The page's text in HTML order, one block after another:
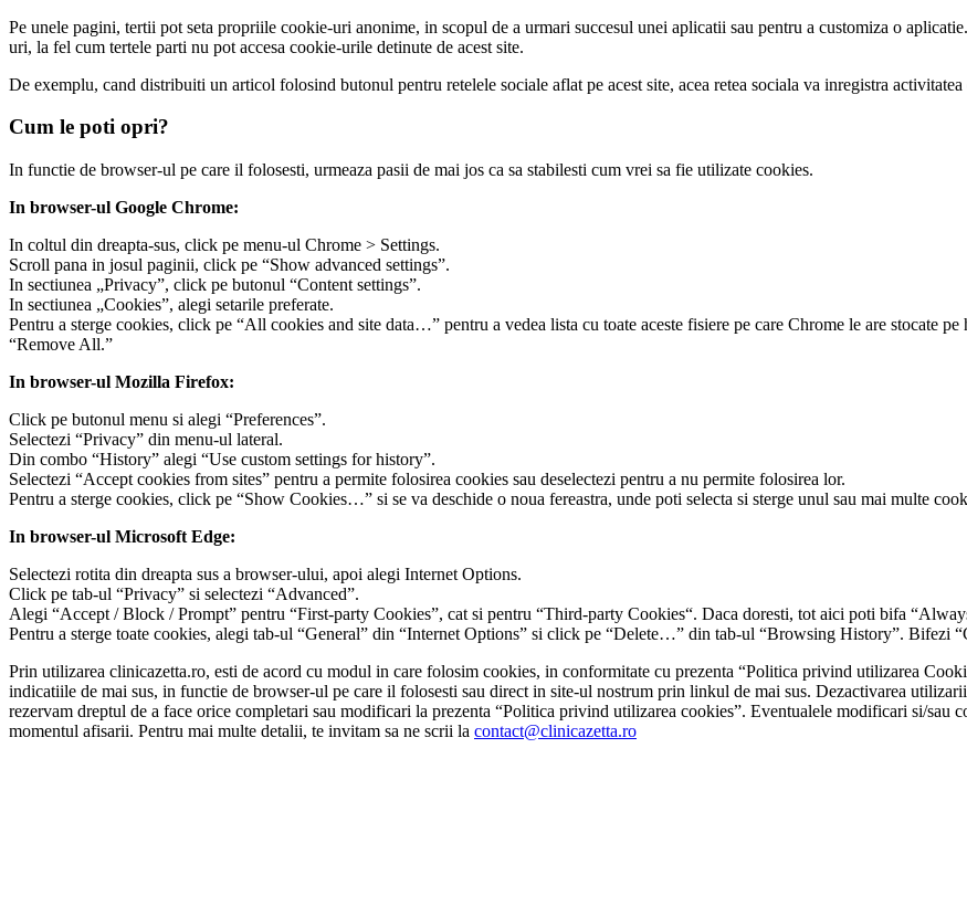
Pe unele pagini, tertii pot seta propriile cookie-uri anonime, in scopul de a urmari succesul unei aplicatii sau pentru a customiza o
uri, la fel cum tertele parti nu pot accesa cookie-urile detinute de acest site.
De exemplu, cand distribuiti un articol folosind butonul pentru retelele sociale aflat pe acest site, acea retea sociala va inregistra activitatea
Cum le poti opri?
In functie de browser-ul pe care il folosesti, urmeaza pasii de mai jos ca sa stabilesti cum vrei sa fie utilizate cookies.
In browser-ul Google Chrome:
In coltul din dreapta-sus, click pe menu-ul Chrome > Settings.
Scroll pana in josul paginii, click pe “Show advanced settings”.
In sectiunea „Privacy”, click pe butonul “Content settings”.
In sectiunea „Cookies”, alegi setarile preferate.
Pentru a sterge cookies, click pe “All cookies and site data…” pentru a vedea lista cu toate aceste fisiere pe care Chrome le are stocate
“Remove All.”
In browser-ul Mozilla Firefox:
Click pe butonul menu si alegi “Preferences”.
Selectezi “Privacy” din menu-ul lateral.
Din combo “History” alegi “Use custom settings for history”.
Selectezi “Accept cookies from sites” pentru a permite folosirea cookies sau deselectezi pentru a nu permite folosirea lor.
Pentru a sterge cookies, click pe “Show Cookies…” si se va deschide o noua fereastra, unde poti selecta si sterge unul sau mai multe
In browser-ul Microsoft Edge:
Selectezi rotita din dreapta sus a browser-ului, apoi alegi Internet Options.
Click pe tab-ul “Privacy” si selectezi “Advanced”.
Alegi “Accept / Block / Prompt” pentru “First-party Cookies”, cat si pentru “Third-party Cookies“. Daca doresti, tot aici poti bifa
Pentru a sterge toate cookies, alegi tab-ul “General” din “Internet Options” si click pe “Delete…” din tab-ul “Browsing History”. Bifezi
Prin utilizarea clinicazetta.ro, esti de acord cu modul in care folosim cookies, in conformitate cu prezenta “Politica privind utilizarea
indicatiile de mai sus, in functie de browser-ul pe care il folosesti sau direct in site-ul nostrum prin linkul de mai sus. Dezactivarea
rezervam dreptul de a face orice completari sau modificari la prezenta “Politica privind utilizarea cookies”. Eventualele modificari si/
momentul afisarii. Pentru mai multe detalii, te invitam sa ne scrii la contact@clinicazetta.ro